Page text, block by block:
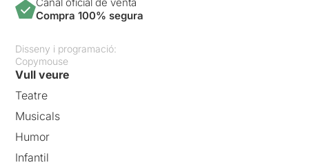
Compra 100% segura
Disseny i programació:
Copymouse
Vull veure
Teatre
Musicals
Humor
Infantil